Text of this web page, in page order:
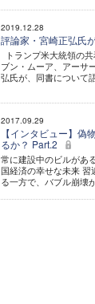
2019.12.28
評論家・宮崎正弘氏
トランプ米大統領の
ブン・ムーア、アーサ
弘氏が、同書につ
2017.09.29
【インタビュー】
るか？ Part.2
常に建設中のビルが
国経済の幸せな未来
る一方で、バブル崩壊